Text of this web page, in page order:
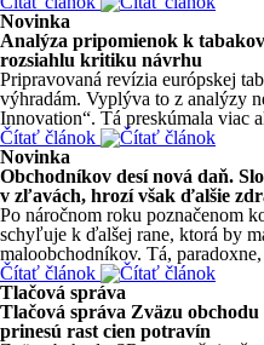
Novinka
Analýza pripomienok k
rozsiahlu kritiku návrhu
Pripravovaná revízia európskej
výhradám. Vyplýva to z analýzy
Innovation“. Tá preskúmala viac
Čítať článok
Novinka
Obchodníkov desí nová daň.
v zľavách, hrozí však ďalšie
Po náročnom roku poznačenom
schyľuje k ďalšej rane, ktorá by
maloobchodníkov. Tá,
Čítať článok
Tlačová správa
Tlačová správa Zväzu obchodu
prinesú rast cien potravín